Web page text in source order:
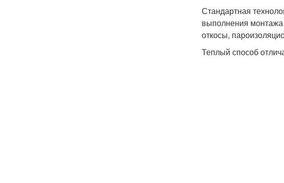
Стандартная
выполнения
откосы,
Теплый способ